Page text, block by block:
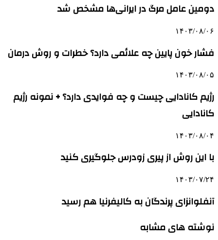
دومین عامل مرگ در ایرانی‌ها مشخص شد
۱۴۰۳/۰۸/۰۶
فشار خون پایین چه علائمی دارد؟ خطرات و روش درمان
۱۴۰۳/۰۸/۰۵
رژیم کانادایی چیست و چه فوایدی دارد؟ + نمونه رژیم
کانادایی
۱۴۰۳/۰۸/۰۴
با این روش از پیری زودرس جلوگیری کنید
۱۴۰۳/۰۷/۲۴
آنفلوانزای پرندگان به کالیفرنیا هم رسید
نوشته های مشابه